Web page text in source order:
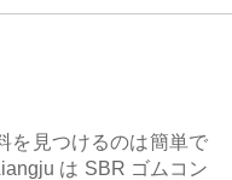
を見つけるのは簡単で
は SBR ゴムコン